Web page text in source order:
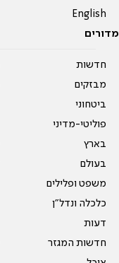
English
מדורים
חדשות
מבזקים
ביטחוני
פוליטי-מדיני
בארץ
בעולם
משפט ופלילים
כלכלה ונדל"ן
דעות
חדשות המגזר